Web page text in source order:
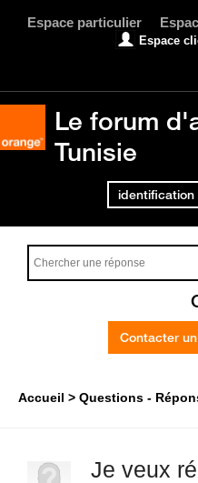
Espace particulier
Espace
Le forum
Tunisie
identification
Contacter
Accueil Questions -
Je veux